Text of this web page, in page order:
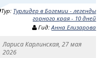
Тур: Турлидер в Богемии - легенды
горного края - 10 дней
Гид:Анна Елизарова
Лариса Карлинская, 27 мая
2026